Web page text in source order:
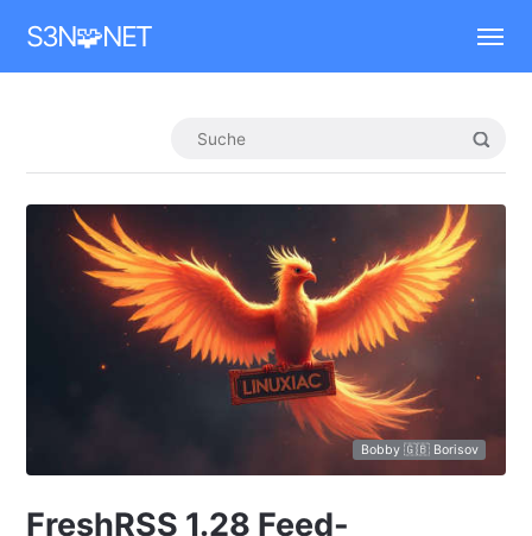
S3N🧩NET
Bobby 🇬🇧 Borisov
FreshRSS 1.28 Feed-